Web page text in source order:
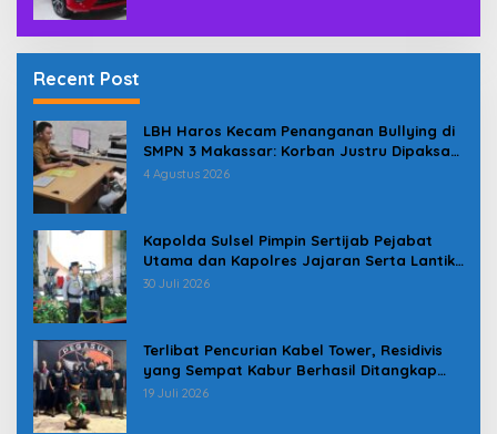
Recent Post
LBH Haros Kecam Penanganan Bullying di
SMPN 3 Makassar: Korban Justru Dipaksa
Pindah
4 Agustus 2026
Kapolda Sulsel Pimpin Sertijab Pejabat
Utama dan Kapolres Jajaran Serta Lantik
Karolog dan Kapolresta Gowa
30 Juli 2026
Terlibat Pencurian Kabel Tower, Residivis
yang Sempat Kabur Berhasil Ditangkap
Tim Gabungan di Jeneponto
19 Juli 2026